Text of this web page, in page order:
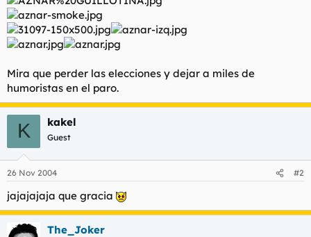
Mira que perder las elecciones y dejar a miles de
humoristas en el paro.
K kakel
Guest
26 Nov 2004 #2
jajajajaja que gracia
The_Joker